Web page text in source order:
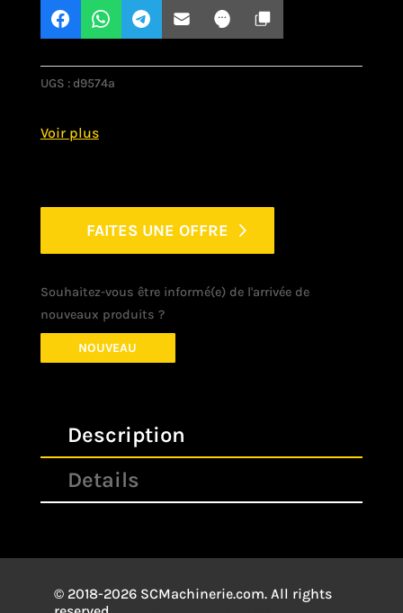
UGS : d9574a
FAITES UNE OFFRE
Souhaitez-vous être informé(e) de l'arrivée de
nouveaux produits ?
NOUVEAU
Description
Details
© 2018-2026 SCMachinerie.com. All rights